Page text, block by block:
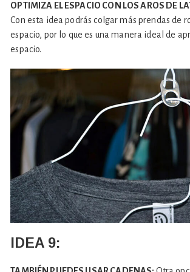
OPTIMIZA EL ESPACIO CON LOS AROS DE
Con esta idea podrás colgar más prendas de
espacio, por lo que es una manera ideal de
espacio.
IDEA 9: